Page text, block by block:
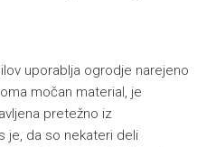
uporablja ogrodje narejeno
močan material, je
pretežno iz
je, da so nekateri deli